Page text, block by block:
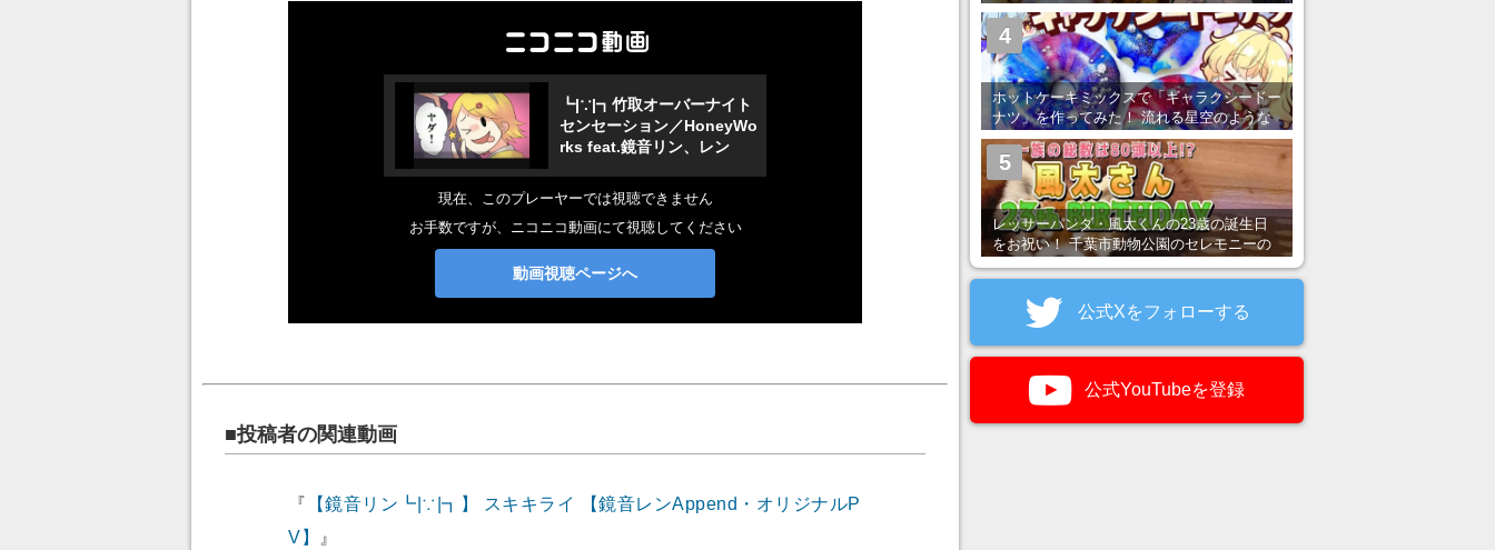
■投稿者の関連動画
『 【鏡音リン┗|∵|┓】 スキキライ 【鏡音レンAppend・オリジナルP
V】
』
し＆関西グルメが楽しめる！
ホットケーキミックスで「ギャラクシードー
ナツ」を作ってみた！ 流れる星空のような
レンチン・レシピを紹介
4
レッサーパンダ・風太くんの23歳の誕生日
をお祝い！ 千葉市動物公園のセレモニーの
5
公式Xをフォローする
公式YouTubeを登録